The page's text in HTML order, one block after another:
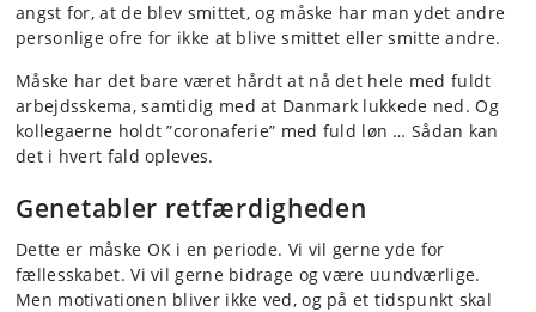
angst for, at de blev smittet, og måske har man ydet andre
personlige ofre for ikke at blive smittet eller smitte andre.
Måske har det bare været hårdt at nå det hele med fuldt
arbejdsskema, samtidig med at Danmark lukkede ned. Og
kollegaerne holdt ”coronaferie” med fuld løn … Sådan kan
det i hvert fald opleves.
Genetabler retfærdigheden
Dette er måske OK i en periode. Vi vil gerne yde for
fællesskabet. Vi vil gerne bidrage og være uundværlige.
Men motivationen bliver ikke ved, og på et tidspunkt skal